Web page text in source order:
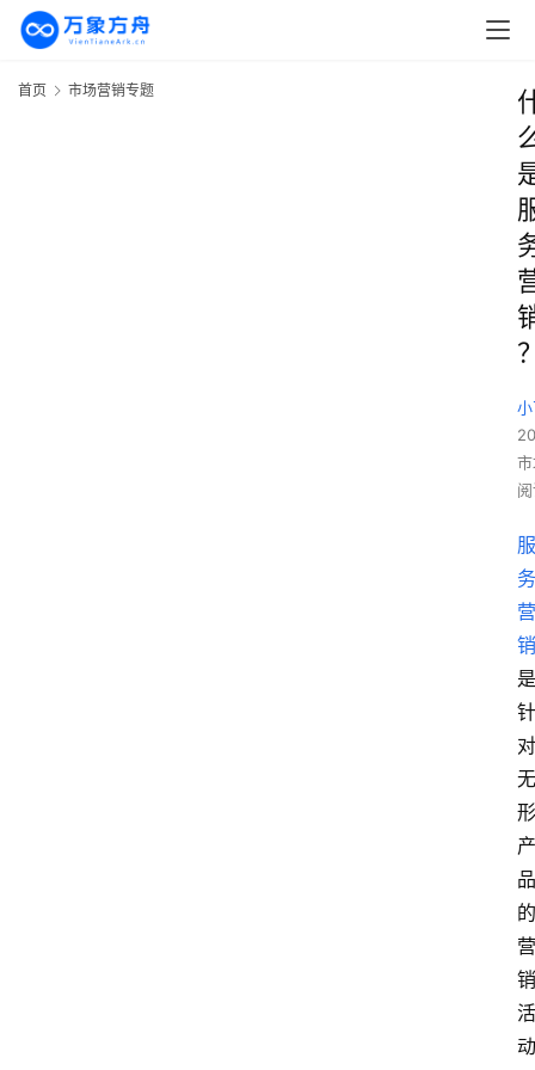
首页 市场营销专题
服
务
营
销
是
针
对
无
形
产
品
的
营
销
活
动